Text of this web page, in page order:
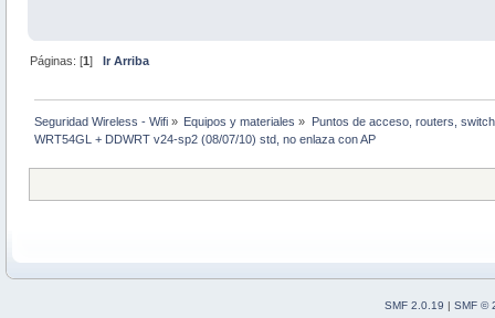
Páginas: [1]Ir Arriba
Seguridad Wireless - Wifi » Equipos y materiales » Puntos de acceso, routers,
WRT54GL + DDWRT v24-sp2 (08/07/10) std, no enlaza con AP
SMF 2.0.19 | SMF ©